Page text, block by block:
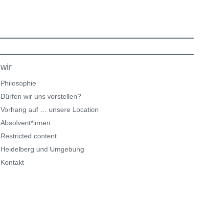
wir
Philosophie
Dürfen wir uns vorstellen?
Vorhang auf … unsere Location
Absolvent*innen
Restricted content
Heidelberg und Umgebung
Kontakt